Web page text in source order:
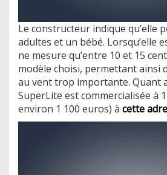
Le constructeur indique qu’elle
adultes et un bébé. Lorsqu’elle
ne mesure qu’entre 10 et 15
modèle choisi, permettant ainsi
au vent trop importante. Quant
SuperLite est commercialisée à
environ 1 100 euros) à cette